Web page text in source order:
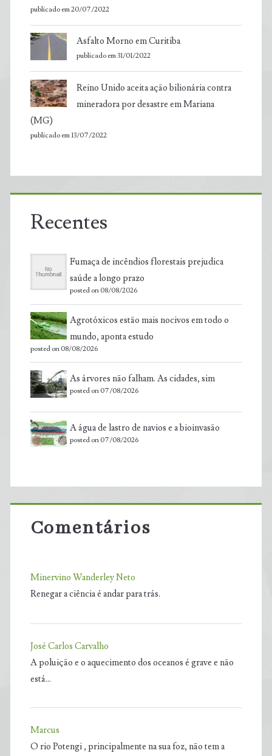
publicado em 20/07/2022
Asfalto Morno em Curitiba
publicado em 31/01/2022
Reino Unido aceita ação bilionária contra
mineradora por desastre em Mariana
(MG)
publicado em 13/07/2022
Recentes
Fumaça de incêndios florestais prejudica
saúde a longo prazo
posted on 08/08/2026
Agrotóxicos estão mais nocivos em todo o
mundo, aponta estudo
posted on 08/08/2026
As árvores não falham. As cidades, sim
posted on 07/08/2026
A água de lastro de navios e a bioinvasão
posted on 07/08/2026
Comentários
Minervino Wanderley Neto
Renegar a ciência é andar para trás.
José Carlos Carvalho
A poluição e o aquecimento dos oceanos é grave e não
está…
Marcus
O rio Potengi , principalmente na sua foz, não tem a